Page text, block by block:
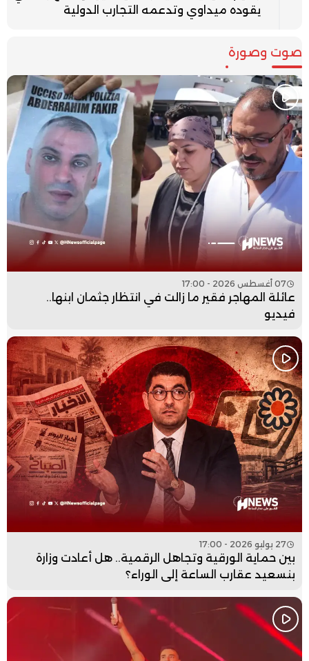
يقوده ميداوي وتدعمه التجارب الدولية
صوت وصورة
07 أغسطس 2026 - 17:00
عائلة المهاجر فقير ما زالت في انتظار جثمان ابنها..
فيديو
27 يوليو 2026 - 17:00
بين حماية الورقية وتجاهل الرقمية.. هل أعادت وزارة
بنسعيد عقارب الساعة إلى الوراء؟